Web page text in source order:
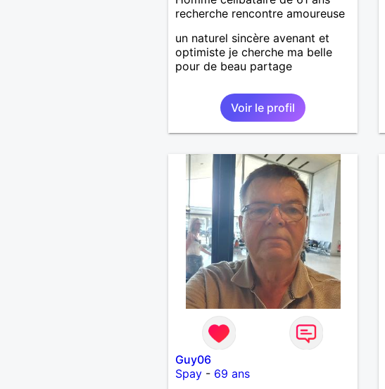
recherche rencontre amoureuse
un naturel sincère avenant et
optimiste je cherche ma belle
pour de beau partage
Voir le profil
Guy06
Spay- 69 ans